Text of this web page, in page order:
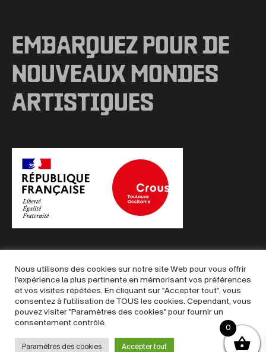
EMBARQUEZ POUR DE
NOUVEAUX MONDES
ARTISTIQUES
Copyright © 2025 – Billetterie MAC
Mentions légales–Politique de confidentialité–CGU &
CGV
Nous utilisons des cookies sur notre site Web pour vous offrir
l'expérience la plus pertinente en mémorisant vos préférences
et vos visites répétées. En cliquant sur "Accepter tout", vous
consentez à l'utilisation de TOUS les cookies. Cependant, vous
pouvez visiter "Paramètres des cookies" pour fournir un
consentement contrôlé.
Paramètres des cookies Accepter tout
0